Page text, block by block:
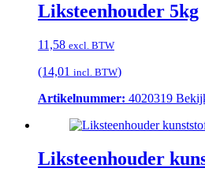
Liksteenhouder 5kg
11,58 excl. BTW
(14,01 incl. BTW)
Artikelnummer: 4020319
Liksteenhouder